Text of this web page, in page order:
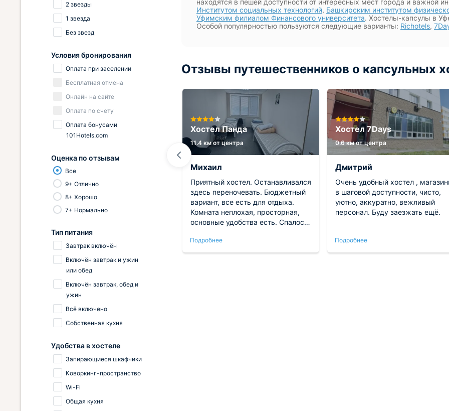
находятся в пешей доступности от интересных мест города и важной
Институтом социальных технологий, Башкирским институтом
Уфимским филиалом Финансового университета. Хостелы-капсулы в
Особой популярностью пользуются следующие варианты: Richotels,
Отзывы путешественников о капсульных
Отель ВолнаСити
Анатолий
Остановились в отеле
«ВолнаСити» в Уфе — остались
довольны. Номер был чистым и
уютным, в нём есть всё
проживания. Особенно
порадовало удобное
расположение — до главных
достопримечательностей можно
дойти пешком.
Подробнее
Хостел Панда
11.4 км от центра
Михаил
Приятный хостел. Останавливался
здесь переночевать. Бюджетный
вариант, все есть для отдыха.
Комната неплохая, просторная,
основные удобства есть. Спалось
общем, рекомендую!
Подробнее
Хостел 7Days
0.6 км от центра
Дмитрий
Очень удобный хостел ,
в шаговой доступности, чисто,
уютно, аккуратно, вежливый
персонал. Буду заезжать ещё.
Подробнее
2 звезды
1 звезда
Без звезд
Условия бронирования
Оплата при заселении
Бесплатная отмена
Онлайн на сайте
Оплата по счету
Оплата бонусами
101Hotels.com
Оценка по отзывам
Все
9+ Отлично
8+ Хорошо
7+ Нормально
Тип питания
Завтрак включён
Включён завтрак и ужин
или обед
Включён завтрак, обед и
ужин
Всё включено
Собственная кухня
Удобства в хостеле
Запирающиеся шкафчики
Коворкинг-пространство
Wi-Fi
Общая кухня